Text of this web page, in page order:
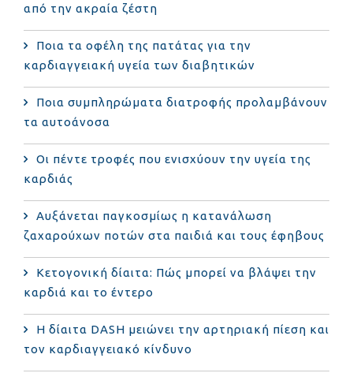
από την ακραία ζέστη
Ποια τα οφέλη της πατάτας για την
καρδιαγγειακή υγεία των διαβητικών
Ποια συμπληρώματα διατροφής προλαμβάνουν
τα αυτοάνοσα
Οι πέντε τροφές που ενισχύουν την υγεία της
καρδιάς
Αυξάνεται παγκοσμίως η κατανάλωση
ζαχαρούχων ποτών στα παιδιά και τους έφηβους
Κετογονική δίαιτα: Πώς μπορεί να βλάψει την
καρδιά και το έντερο
Η δίαιτα DASH μειώνει την αρτηριακή πίεση και
τον καρδιαγγειακό κίνδυνο